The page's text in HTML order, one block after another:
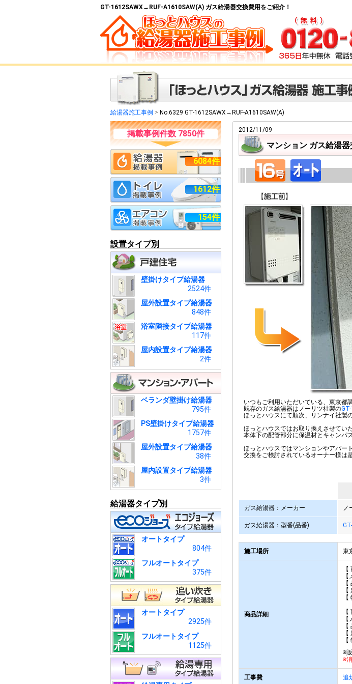
GT-1612SAWX→RUF-A1610SAW(A) ガス給湯器交換費用をご紹介！
給湯器施工事例 > No.6329 GT-1612SAWX→RUF-A1610SAW(A)
掲載事例件数 7850件
6084件
1612件
154件
設置タイプ別
壁掛けタイプ給湯器
2524件
屋外設置タイプ給湯器
848件
浴室隣接タイプ給湯器
117件
屋内設置タイプ給湯器
2件
ベランダ壁掛け給湯器
795件
PS壁掛けタイプ給湯器
1757件
屋外設置タイプ給湯器
38件
屋内設置タイプ給湯器
3件
給湯器タイプ別
オートタイプ
804件
フルオートタイプ
375件
オートタイプ
2925件
フルオートタイプ
1125件
2012/11/09
マンション ガス給湯
いつもご利用いただいている、東京都
既存のガス給湯器はノーリツ社製の
ほっとハウスにて順次、リンナイ社製
ほっとハウスではお取り換えさせてい
本体下の配管部分に保温材とキャンパ
ほっとハウスではマンションやアパー
交換をご検討されているオーナー様は
ガス給湯器：メーカー ノ
ガス給湯器：型番(品番)
施工場所 東
商品詳細
※
※
工事費 追